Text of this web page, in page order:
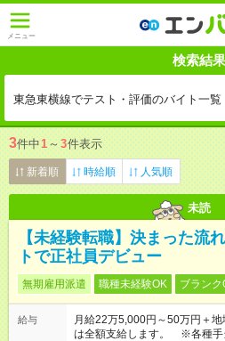
メニュー
検索結果
東急東横線でテスト・評価のバイト一覧
3件中1 ～ 3件表示
新着順 時給順 人気順
未読
【未経験転職】決まった流
トで正社員デビュー
無期雇用派遣 職種未経験OK ブランク
給与
月給22万5,000円～50万円＋
は全額支給します。 ※各種